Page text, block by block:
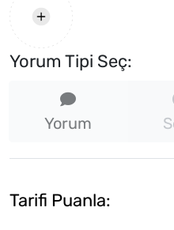
Yorum Tipi Seç:
Yorum
Tarifi Puanla: